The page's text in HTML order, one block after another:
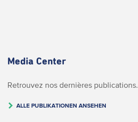
Media Center
Retrouvez nos dernières publications.
ALLE PUBLIKATIONEN ANSEHEN